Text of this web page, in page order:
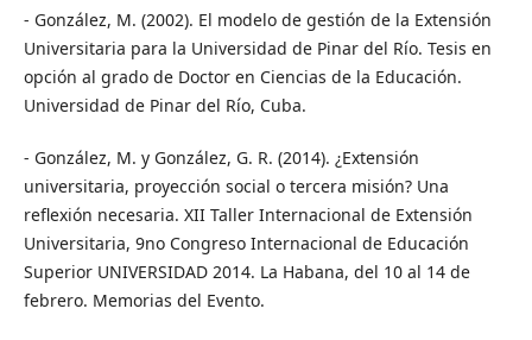
- González, M. (2002). El modelo de gestión de la Extensión
Universitaria para la Universidad de Pinar del Río. Tesis en
opción al grado de Doctor en Ciencias de la Educación.
Universidad de Pinar del Río, Cuba.
- González, M. y González, G. R. (2014). ¿Extensión
universitaria, proyección social o tercera misión? Una
reflexión necesaria. XII Taller Internacional de Extensión
Universitaria, 9no Congreso Internacional de Educación
Superior UNIVERSIDAD 2014. La Habana, del 10 al 14 de
febrero. Memorias del Evento.